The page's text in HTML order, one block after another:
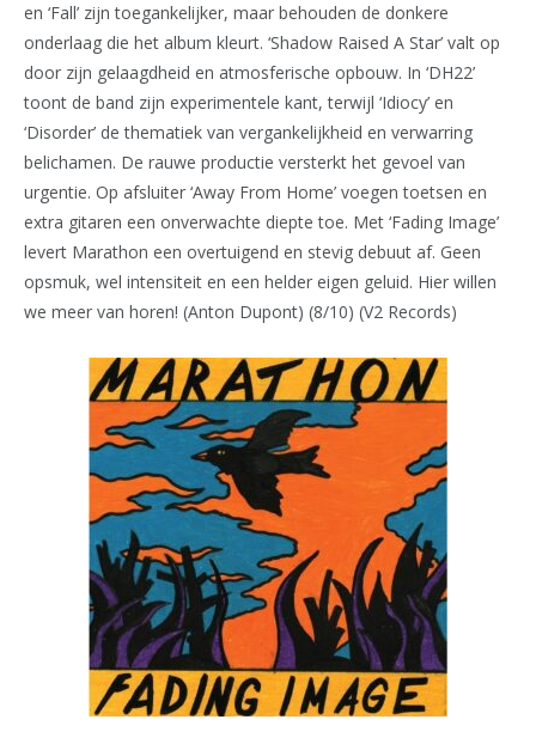
en ‘Fall’ zijn toegankelijker, maar behouden de donkere
onderlaag die het album kleurt. ‘Shadow Raised A Star’ valt op
door zijn gelaagdheid en atmosferische opbouw. In ‘DH22’
toont de band zijn experimentele kant, terwijl ‘Idiocy’ en
‘Disorder’ de thematiek van vergankelijkheid en verwarring
belichamen. De rauwe productie versterkt het gevoel van
urgentie. Op afsluiter ‘Away From Home’ voegen toetsen en
extra gitaren een onverwachte diepte toe. Met ‘Fading Image’
levert Marathon een overtuigend en stevig debuut af. Geen
opsmuk, wel intensiteit en een helder eigen geluid. Hier willen
we meer van horen! (Anton Dupont) (8/10) (V2 Records)